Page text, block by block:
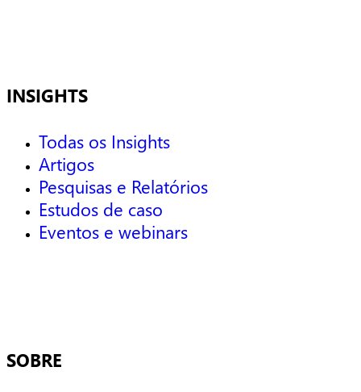
INSIGHTS
Todas os Insights
Artigos
Pesquisas e Relatórios
Estudos de caso
Eventos e webinars
SOBRE